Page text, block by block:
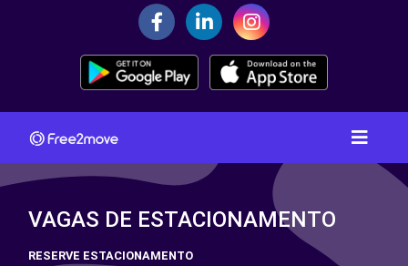
VAGAS DE ESTACIONAMENTO
RESERVE ESTACIONAMENTO